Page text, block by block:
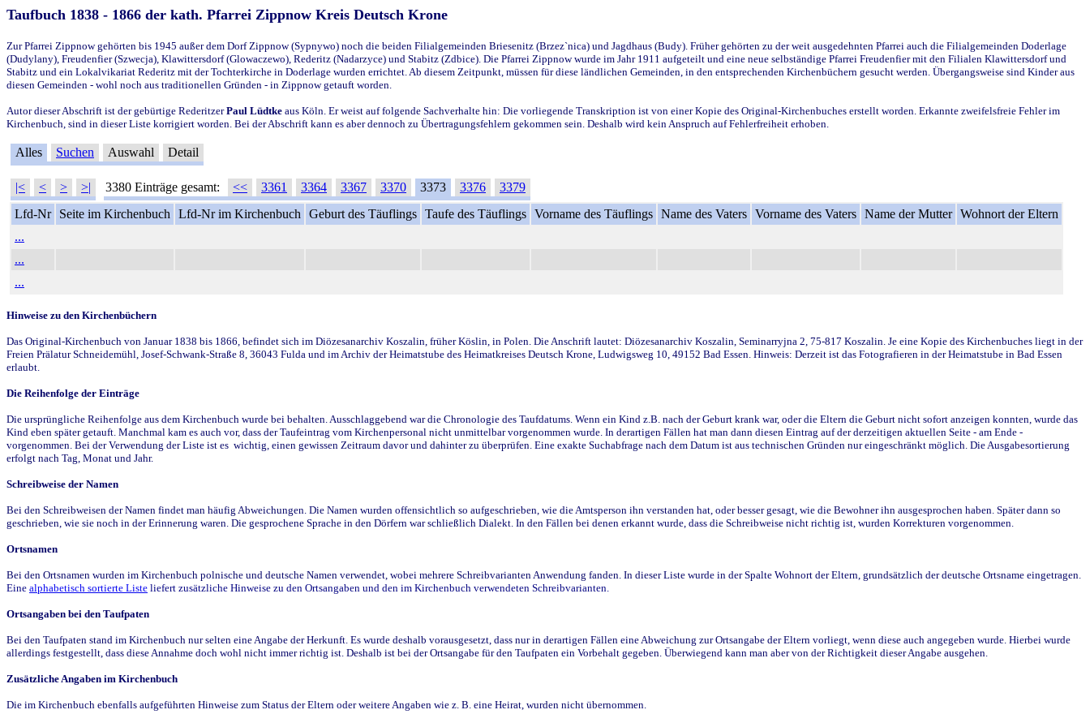
Taufbuch 1838 - 1866 der kath. Pfarrei Zippnow Kreis Deutsch Krone
Zur Pfarrei Zippnow gehörten bis 1945 außer dem Dorf Zippnow (Sypnywo) noch die beiden Filialgemeinden Briesenitz (Brzez`nica) und Jagdhaus (Budy). Früher gehörten zu der weit ausgedehnten Pfarrei auch die Filialgemeinden Doderlage
(Dudylany), Freudenfier (Szwecja), Klawittersdorf (Glowaczewo), Rederitz (Nadarzyce) und Stabitz (Zdbice). Die Pfarrei Zippnow wurde im Jahr 1911 aufgeteilt und eine neue selbständige Pfarrei Freudenfier mit den Filialen Klawittersdorf und
Stabitz und ein Lokalvikariat Rederitz mit der Tochterkirche in Doderlage wurden errichtet. Ab diesem Zeitpunkt, müssen für diese ländlichen Gemeinden, in den entsprechenden Kirchenbüchern gesucht werden. Übergangsweise sind Kinder aus
diesen Gemeinden - wohl noch aus traditionellen Gründen - in Zippnow getauft worden.
Autor dieser Abschrift ist der gebürtige RederitzerPaul Lüdtke aus Köln. Er weist auf folgende Sachverhalte hin: Die vorliegende Transkription ist von einer Kopie des Original-Kirchenbuches erstellt worden. Erkannte zweifelsfreie Fehler im
Kirchenbuch, sind in dieser Liste korrigiert worden. Bei der Abschrift kann es aber dennoch zu Übertragungsfehlern gekommen sein. Deshalb wird kein Anspruch auf Fehlerfreiheit erhoben.
Alles Suchen Auswahl Detail
|< < > >| 3380 Einträge gesamt: << 3361 3364 3367 3370 3373 3376
3379
Lfd-Nr
Seite im Kirchenbuch Lfd-Nr im Kirchenbuch Geburt des Täuflings Taufe des Täuflings Vorname des Täuflings Name des Vaters Vorname des Vaters Name der Mutter Wohnort der Eltern
...
...
...
Hinweise zu den Kirchenbüchern
Das Original-Kirchenbuch von Januar 1838 bis 1866, befindet sich im Diözesanarchiv Koszalin, früher Köslin, in Polen. Die Anschrift lautet: Diözesanarchiv Koszalin, Seminarryjna 2, 75-817 Koszalin. Je eine Kopie des Kirchenbuches liegt in der
Freien Prälatur Schneidemühl, Josef-Schwank-Straße 8, 36043 Fulda und im Archiv der Heimatstube des Heimatkreises Deutsch Krone, Ludwigsweg 10, 49152 Bad Essen. Hinweis: Derzeit ist das Fotografieren in der Heimatstube in Bad Essen
erlaubt.
Die Reihenfolge der Einträge
Die ursprüngliche Reihenfolge aus dem Kirchenbuch wurde bei behalten. Ausschlaggebend war die Chronologie des Taufdatums. Wenn ein Kind z.B. nach der Geburt krank war, oder die Eltern die Geburt nicht sofort anzeigen konnten, wurde das
Kind eben später getauft. Manchmal kam es auch vor, dass der Taufeintrag vom Kirchenpersonal nicht unmittelbar vorgenommen wurde. In derartigen Fällen hat man dann diesen Eintrag auf der derzeitigen aktuellen Seite - am Ende -
vorgenommen. Bei der Verwendung der Liste ist es wichtig, einen gewissen Zeitraum davor und dahinter zu überprüfen. Eine exakte Suchabfrage nach dem Datum ist aus technischen Gründen nur eingeschränkt möglich. Die Ausgabesortierung
erfolgt nach Tag, Monat und Jahr.
Schreibweise der Namen
Bei den Schreibweisen der Namen findet man häufig Abweichungen. Die Namen wurden offensichtlich so aufgeschrieben, wie die Amtsperson ihn verstanden hat, oder besser gesagt, wie die Bewohner ihn ausgesprochen haben. Später dann so
geschrieben, wie sie noch in der Erinnerung waren. Die gesprochene Sprache in den Dörfern war schließlich Dialekt. In den Fällen bei denen erkannt wurde, dass die Schreibweise nicht richtig ist, wurden Korrekturen vorgenommen.
Ortsnamen
Bei den Ortsnamen wurden im Kirchenbuch polnische und deutsche Namen verwendet, wobei mehrere Schreibvarianten Anwendung fanden. In dieser Liste wurde in der Spalte Wohnort der Eltern, grundsätzlich der deutsche Ortsname eingetragen.
Eine alphabetisch sortierte Liste liefert zusätzliche Hinweise zu den Ortsangaben und den im Kirchenbuch verwendeten Schreibvarianten.
Ortsangaben bei den Taufpaten
Bei den Taufpaten stand im Kirchenbuch nur selten eine Angabe der Herkunft. Es wurde deshalb vorausgesetzt, dass nur in derartigen Fällen eine Abweichung zur Ortsangabe der Eltern vorliegt, wenn diese auch angegeben wurde. Hierbei wurde
allerdings festgestellt, dass diese Annahme doch wohl nicht immer richtig ist. Deshalb ist bei der Ortsangabe für den Taufpaten ein Vorbehalt gegeben. Überwiegend kann man aber von der Richtigkeit dieser Angabe ausgehen.
Zusätzliche Angaben im Kirchenbuch
Die im Kirchenbuch ebenfalls aufgeführten Hinweise zum Status der Eltern oder weitere Angaben wie z. B. eine Heirat, wurden nicht übernommen.